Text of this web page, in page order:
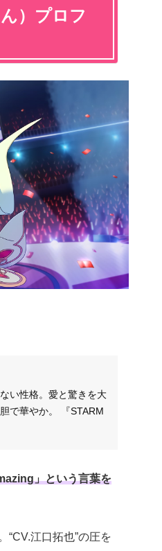
）プロフ
い性格。愛と驚きを大
で華やか。 『STARM
」という言葉を
“CV.江口拓也”の圧を